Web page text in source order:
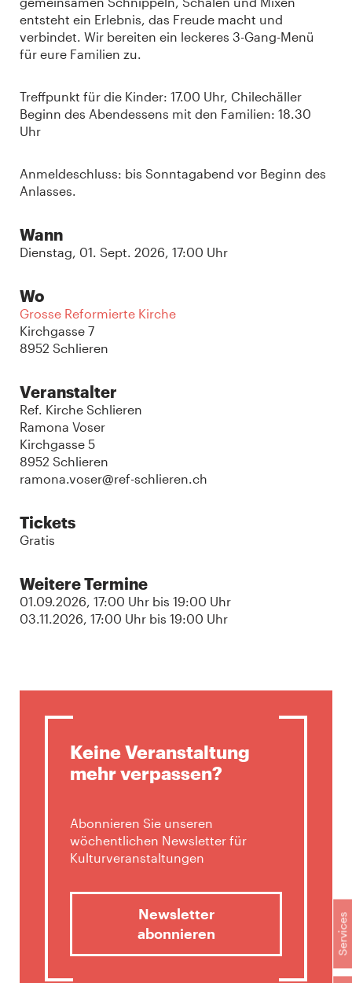
Services
entsteht ein Erlebnis, das Freude macht und
verbindet. Wir bereiten ein leckeres 3-Gang-Menü
für eure Familien zu.
Treffpunkt für die Kinder: 17.00 Uhr, Chilechäller
Beginn des Abendessens mit den Familien: 18.30
Uhr
Anmeldeschluss: bis Sonntagabend vor Beginn des
Anlasses.
Wann
Dienstag, 01. Sept. 2026, 17:00 Uhr
Wo
Grosse Reformierte Kirche
Kirchgasse 7
8952 Schlieren
Veranstalter
Ref. Kirche Schlieren
Ramona Voser
Kirchgasse 5
8952 Schlieren
ramona.voser@ref-schlieren.ch
Tickets
Gratis
Weitere Termine
01.09.2026, 17:00 Uhr bis 19:00 Uhr
03.11.2026, 17:00 Uhr bis 19:00 Uhr
Keine Veranstaltung
mehr verpassen?
Abonnieren Sie unseren
wöchentlichen Newsletter für
Kulturveranstaltungen
Newsletter
abonnieren